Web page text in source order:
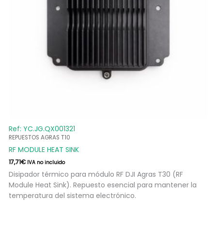
Ref: YC.JG.QX001321
REPUESTOS AGRAS T10
RF MODULE HEAT SINK
17,71€ IVA no incluido
Disipador térmico para módulo RF DJI Agras T30 (RF
Module Heat Sink). Repuesto esencial para mantener la
temperatura del sistema electrónico.